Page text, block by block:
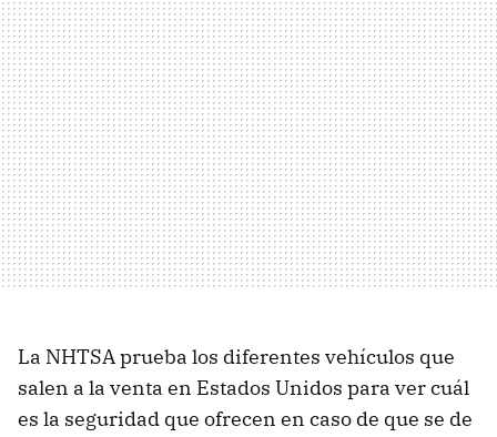
La NHTSA prueba los diferentes vehículos que
salen a la venta en Estados Unidos para ver cuál
es la seguridad que ofrecen en caso de que se de